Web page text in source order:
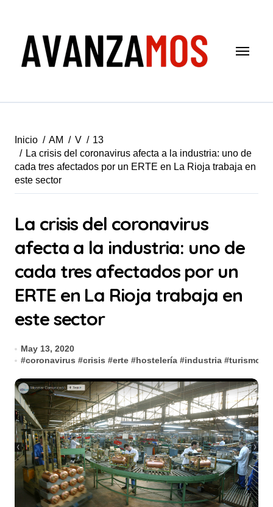
Inicio AM V
13
La crisis del coronavirus afecta a la industria: uno de
cada tres afectados por un ERTE en La Rioja trabaja en
este sector
La crisis del coronavirus
afecta a la industria: uno de
cada tres afectados por un
ERTE en La Rioja trabaja en
este sector
May 13, 2020
#coronavirus #crisis #erte #hostelería #industria #turismo